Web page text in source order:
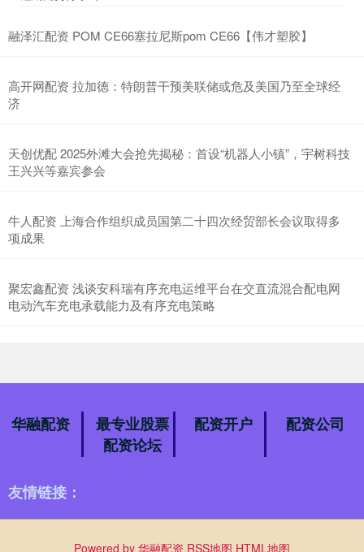
融泽汇配资 POM CE66塞拉尼斯pom CE66【伟才塑胶】
高开网配资 拉加德：特朗普干预美联储或危及美国乃至全球经
济
天创优配 2025外滩大会抢先揭秘：首设“机器人小镇”，宇树科技
王兴兴等嘉宾参会
牛人配资 上海合作组织成员国第二十四次经贸部长会议取得多
项成果
聚宏鑫配资 浅谈安科瑞有序充电运维平台在交直流混合配电网
电动汽车充电承载能力及有序充电策略
华融配资
最专业股票
配资论坛
配资开户 配资公司
友情链接：
Powered by 华融配资 RSS地图 HTML地图